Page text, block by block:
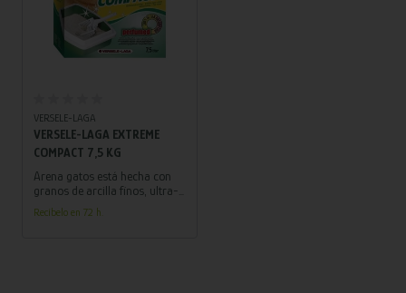
VERSELE-LAGA
VERSELE-LAGA EXTREME
COMPACT 7,5 KG
Arena gatos está hecha con
granos de arcilla finos, ultra-
absorbentes y naturales con
un agradable perfume.
Recíbelo en 72 h.